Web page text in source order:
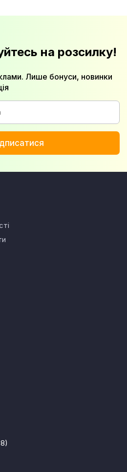
на розсилку!
Лише бонуси, новинки